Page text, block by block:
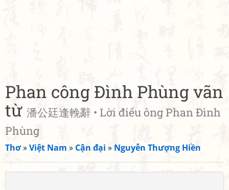
Phan công Đình Phùng vãn
từ 潘公廷逢輓辭 • Lời điếu ông Phan Đình
Phùng
Thơ»Việt Nam » Cận đại » Nguyễn Thượng Hiền